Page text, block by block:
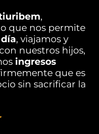
,
que nos permite
, viajamos y
con nuestros hijos,
ingresos
que es
sin sacrificar la